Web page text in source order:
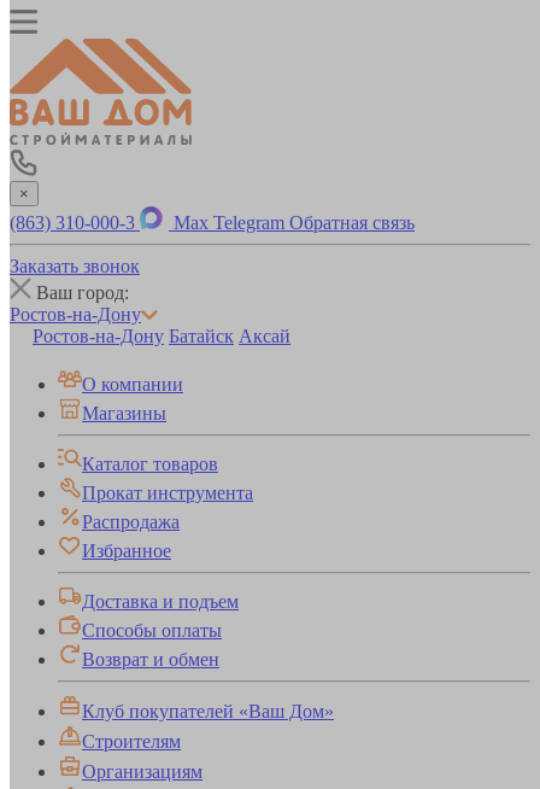
×
(863) 310-000-3 Max Telegram Обратная связь
Заказать звонок
Ваш город:
Ростов-на-Дону
Ростов-на-Дону Батайск Аксай
О компании
Магазины
Каталог товаров
Прокат инструмента
Распродажа
Избранное
Доставка и подъем
Способы оплаты
Возврат и обмен
Клуб покупателей «Ваш Дом»
Строителям
Организациям